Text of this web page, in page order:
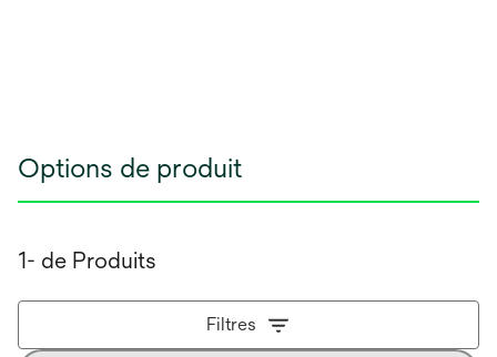
Options de produit
1- de Produits
Filtres